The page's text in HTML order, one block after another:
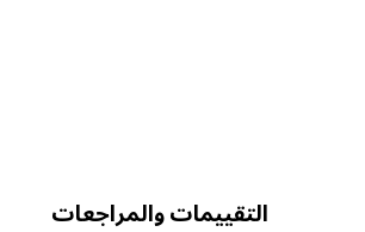
التقييمات والمراجعات